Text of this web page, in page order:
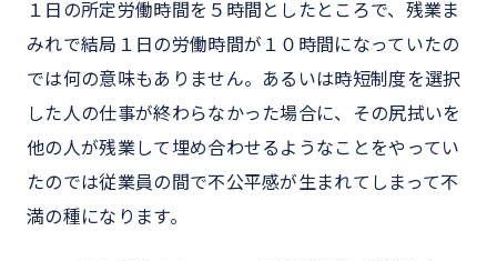
１日の所定労働時間を５時間としたところで、残業ま
みれで結局１日の労働時間が１０時間になっていたの
では何の意味もありません。あるいは時短制度を選択
した人の仕事が終わらなかった場合に、その尻拭いを
他の人が残業して埋め合わせるようなことをやってい
たのでは従業員の間で不公平感が生まれてしまって不
満の種になります。